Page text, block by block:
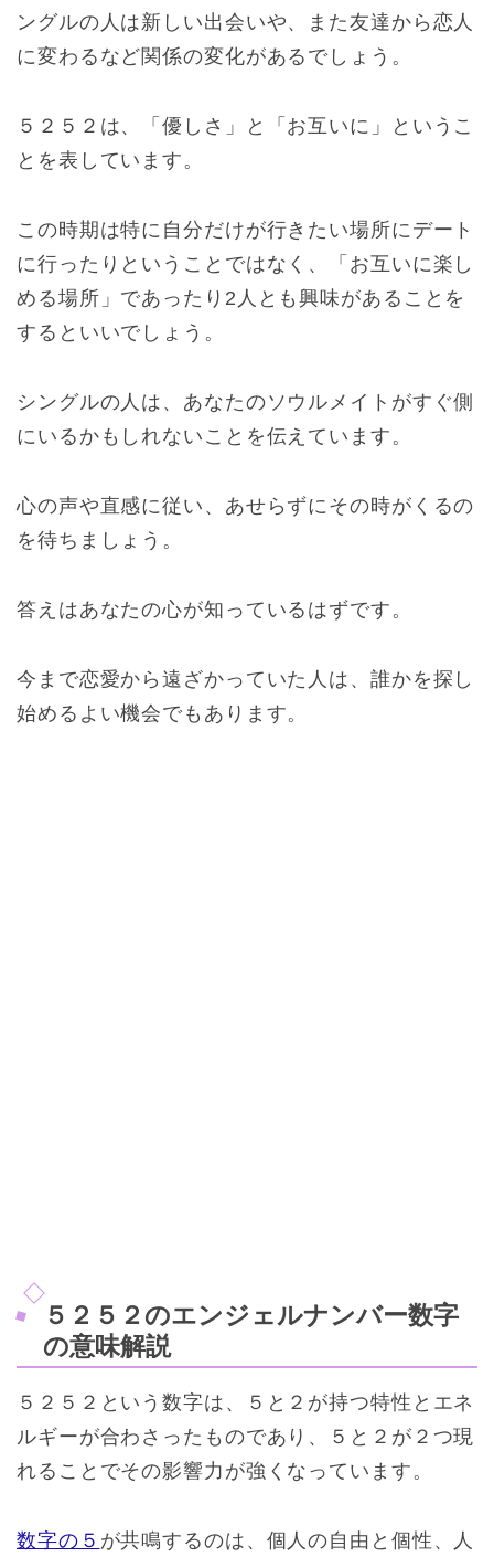
ングルの人は新しい出会いや、また友達から恋人
に変わるなど関係の変化があるでしょう。
５２５２は、「優しさ」と「お互いに」というこ
とを表しています。
この時期は特に自分だけが行きたい場所にデート
に行ったりということではなく、「お互いに楽し
める場所」であったり2人とも興味があることを
するといいでしょう。
シングルの人は、あなたのソウルメイトがすぐ側
にいるかもしれないことを伝えています。
心の声や直感に従い、あせらずにその時がくるの
を待ちましょう。
答えはあなたの心が知っているはずです。
今まで恋愛から遠ざかっていた人は、誰かを探し
始めるよい機会でもあります。
５２５２のエンジェルナンバー数字
の意味解説
５２５２という数字は、５と２が持つ特性とエネ
ルギーが合わさったものであり、５と２が２つ現
れることでその影響力が強くなっています。
数字の５ が共鳴するのは、個人の自由と個性、人